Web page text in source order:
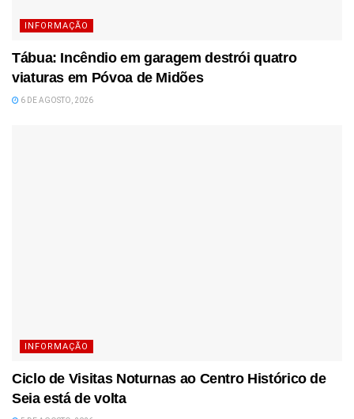
INFORMAÇÃO
Tábua: Incêndio em garagem destrói quatro
viaturas em Póvoa de Midões
6 DE AGOSTO, 2026
INFORMAÇÃO
Ciclo de Visitas Noturnas ao Centro Histórico de
Seia está de volta